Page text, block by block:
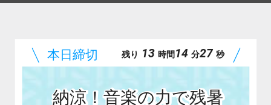
納涼！音楽の力で残暑
残り 13 時間14 分26 秒